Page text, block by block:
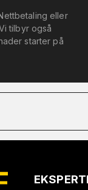
eller
tilbyr også
starter på